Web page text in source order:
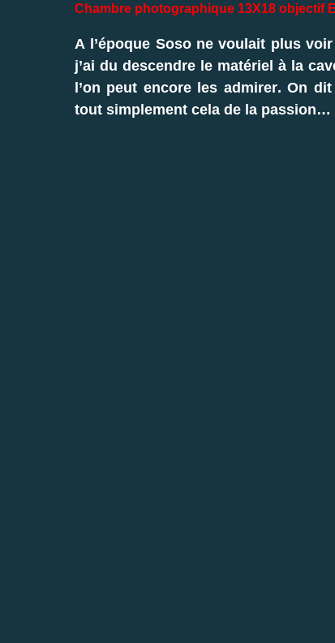
Chambre photographique 13X18 objectif
A l’époque Soso ne voulait plus
j’ai du descendre le matériel à la
l’on peut encore les admirer. On
tout simplement cela de la